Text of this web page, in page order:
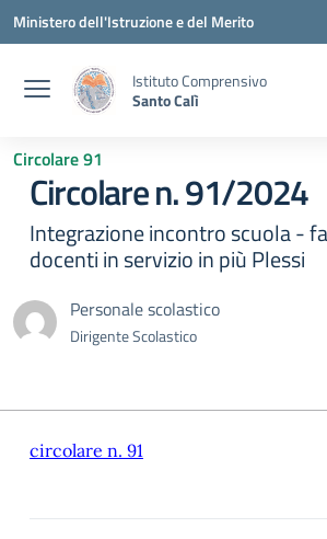
Vai ai contenuti
Vai al menu di navigazione
Vai al footer
Ministero dell'Istruzione e del Merito
Istituto Comprensivo
Santo Calì
Circolare 91
Circolare n. 91/2024
Integrazione incontro scuola -
docenti in servizio in più Plessi
Personale scolastico
Dirigente Scolastico
circolare n. 91